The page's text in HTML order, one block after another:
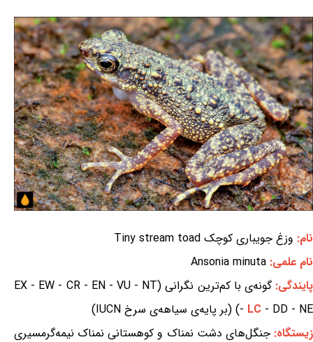
نام: وزغ جویباری کوچک Tiny stream toad
نام علمی: Ansonia minuta
پایندگی:
گونه‌ی با کم‌ترین نگرانی (EX - EW - CR - EN - VU - NT
- LC - DD - NE) (بر پایه‌ی سیاهه‌ی سرخ IUCN)
زیستگاه:جنگل‌های دشت نمناک و کوهستانی نمناک نیمه‌گرمسیری